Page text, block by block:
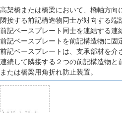
高架橋または橋梁において、橋軸方向
隣接する前記構造物同士が対向する端
前記ベースプレート同士を連結する連
前記ベースプレートを前記構造物に固
前記ベースプレートは、支承部材を介
連続して隣接する２つの前記構造物と
または橋梁用角折れ防止装置。